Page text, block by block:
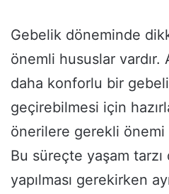
Gebelik döneminde
önemli hususlar vardır.
daha konforlu bir
geçirebilmesi için
önerilere gerekli
Bu süreçte yaşam
yapılması gerekirken